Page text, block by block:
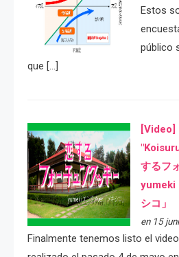
Estos
público
que […]
[Video]
するフ
yumeki
シコ」
en 15
Finalmente tenemos listo el